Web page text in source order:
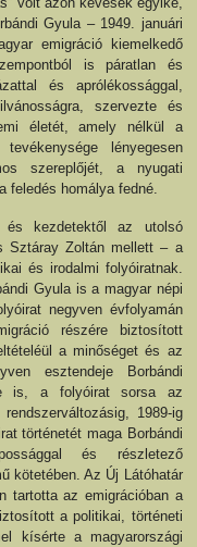
Gyula – 1949. januári
emigráció kiemelkedő
is páratlan és
és aprólékossággal,
szervezte és
életét, amely nélkül a
lényegesen
szereplőjét, a nyugati
feledés homálya fedné.
kezdetektől az utolsó
Sztáray Zoltán mellett – a
és irodalmi folyóiratnak.
Gyula is a magyar népi
negyven évfolyamán
részére biztosított
a minőséget és az
esztendeje Borbándi
is, a folyóirat sorsa az
1989-ig
történetét maga Borbándi
és részletező
kötetében. Az Új Látóhatár
tartotta az emigrációban a
a politikai, történeti
kísérte a magyarországi